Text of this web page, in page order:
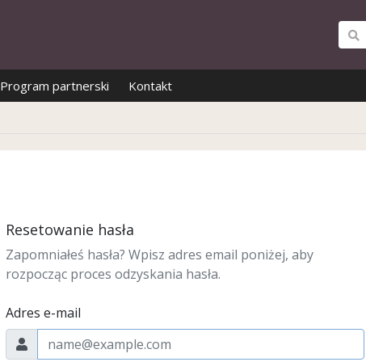
Program partnerski Kontakt
Resetowanie hasła
Zapomniałeś hasła? Wpisz adres email poniżej, aby
rozpocząc proces odzyskania hasła.
Adres e-mail